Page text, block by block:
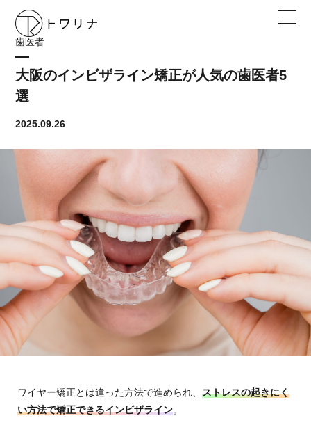
歯医者
大阪のインビザライン矯正が人気の歯医者5
選
2025.09.26
ワイヤー矯正とは違った方法で進められ、 ストレスの起きにく
い方法で矯正できるインビザライン。